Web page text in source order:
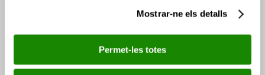
Mostrar-ne els detalls
Permet-les totes
Gustavo Torner.
L’harmonia secreta del